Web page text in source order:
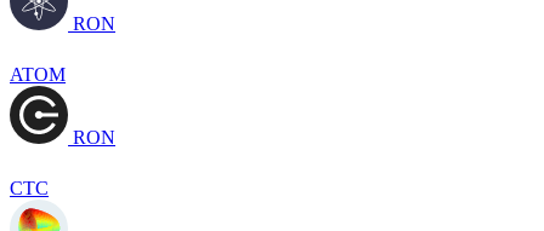
RON
ATOM
RON
CTC